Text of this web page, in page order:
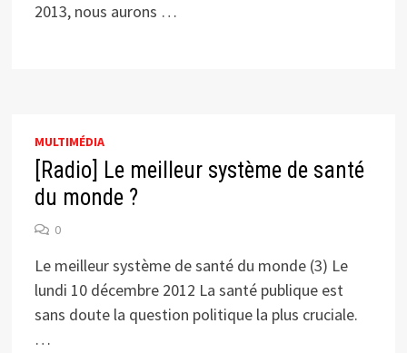
2013, nous aurons …
MULTIMÉDIA
[Radio] Le meilleur système de santé
du monde ?
0
Le meilleur système de santé du monde (3) Le
lundi 10 décembre 2012 La santé publique est
sans doute la question politique la plus cruciale.
…